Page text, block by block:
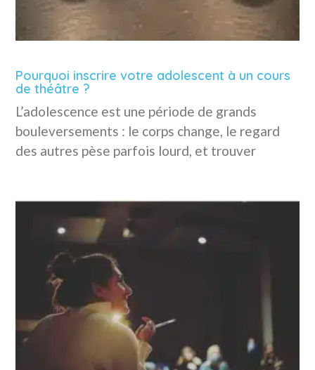
Pourquoi inscrire votre adolescent à un cours
de théâtre ?
L’adolescence est une période de grands
bouleversements : le corps change, le regard
des autres pèse parfois lourd, et trouver